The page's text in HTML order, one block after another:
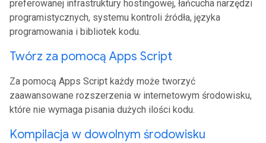
preferowanej infrastruktury hostingowej, łańcucha narzędzi
programistycznych, systemu kontroli źródła, języka
programowania i bibliotek kodu.
Twórz za pomocą Apps Script
Za pomocą Apps Script każdy może tworzyć
zaawansowane rozszerzenia w internetowym środowisku,
które nie wymaga pisania dużych ilości kodu.
Kompilacja w dowolnym środowisku